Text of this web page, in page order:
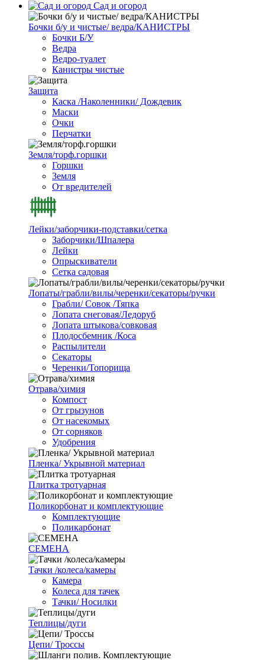
Сад и огород
Бочки б/у и чистые/ ведра/КАНИСТРЫ
Бочки Б/У
Ведра
Ведро-туалет
Канистры чистые
Защита
Каска /Наколенники/ Дождевик
Маски
Очки
Перчатки
Земля/торф.горшки
Горшки
Земля
От вредителей
Лейки/заборчики-подставки/сетка
Заборчики/Шпалера
Лейки
Опрыскиватели
Сетка садовая
Лопаты/грабли/вилы/черенки/секаторы/ручки
Грабли/ Совок /Тяпка
Лопата снеговая/Ледоруб
Лопата штыкова/совковая
Плодосбемник /Коса
Распылители
Секаторы
Черенки/Топорища
Отрава/химия
Компост
От грызунов
От насекомых
От сорняков
Удобрения
Пленка/ Укрывной материал
Плитка тротуарная
Поликорбонат и комплектующие
Комплектующие
Поликарбонат
СЕМЕНА
Тачки /колеса/камеры
Камера
Колеса для тачек
Тачки/ Носилки
Теплицы/дуги
Цепи/ Троссы